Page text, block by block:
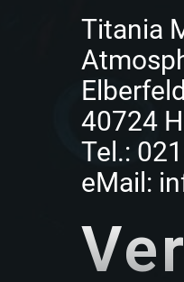
Titania
40724
Tel.:
eMail: